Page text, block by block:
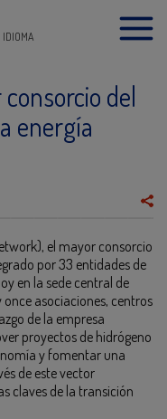
IDIOMA
del
energía
el mayor consorcio
por 33 entidades de
en la sede central de
once asociaciones, centros
de la empresa
proyectos de hidrógeno
y fomentar una
de este vector
claves de la transición